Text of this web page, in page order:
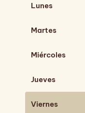
Lunes
Martes
Miércoles
Jueves
Viernes